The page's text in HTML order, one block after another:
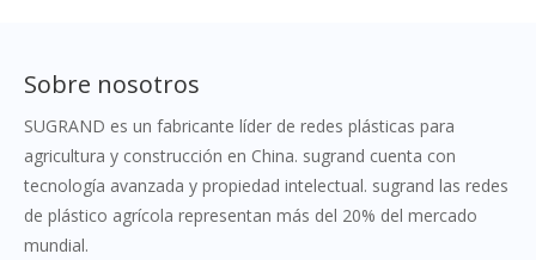
Sobre nosotros
SUGRAND es un fabricante líder de redes plásticas para
agricultura y construcción en China. sugrand cuenta con
tecnología avanzada y propiedad intelectual. sugrand las redes
de plástico agrícola representan más del 20% del mercado
mundial.